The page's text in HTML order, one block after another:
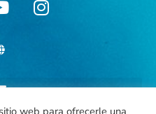
web para ofrecerle una